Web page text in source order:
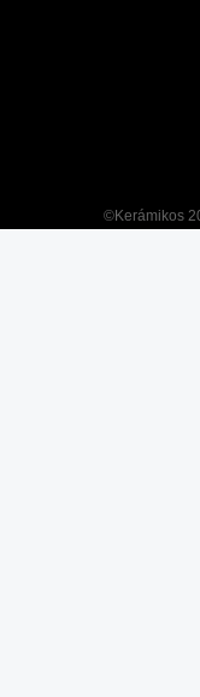
©Kerámikos